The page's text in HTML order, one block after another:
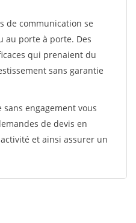
de communication se
au porte à porte. Des
qui prenaient du
sans garantie
engagement vous
de devis en
et ainsi assurer un